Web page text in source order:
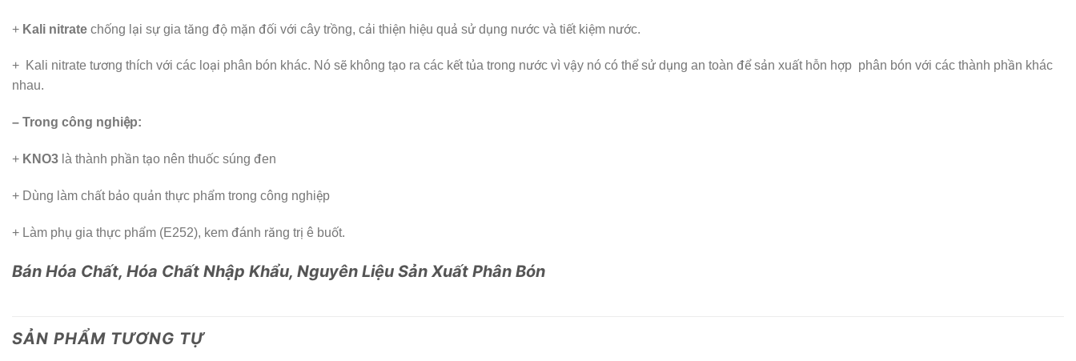
+ Kali nitrate chống lại sự gia tăng độ mặn đối với cây trồng, cải thiện hiệu quả sử dụng nước và tiết kiệm nước.
+ Kali nitrate tương thích với các loại phân bón khác. Nó sẽ không tạo ra các kết tủa trong nước vì vậy nó có thể sử dụng an toàn để sản xuất hỗn hợp phân bón với các thành phần khác
nhau.
– Trong công nghiệp:
+ KNO3 là thành phần tạo nên thuốc súng đen
+ Dùng làm chất bảo quản thực phẩm trong công nghiệp
+ Làm phụ gia thực phẩm (E252), kem đánh răng trị ê buốt.
Bán Hóa Chất, Hóa Chất Nhập Khẩu, Nguyên Liệu Sản Xuất Phân Bón
SẢN PHẨM TƯƠNG TỰ